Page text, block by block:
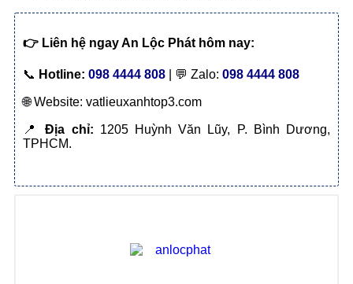
👉 Liên hệ ngay An Lộc Phát hôm nay:
📞 Hotline: 098 4444 808 | 💬 Zalo: 098 4444 808
🌐 Website: vatlieuxanhtop3.com
📍Địa chỉ: 1205 Huỳnh Văn Lũy, P. Bình Dương,
TPHCM.